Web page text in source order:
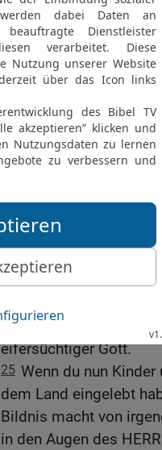
unter dem ganzen
20 Euch aber hat der
dem
Eigentumsvolk sein
Und der HERR
er schwor, ich sollte
gute Land kommen,
22 sondern ich muss
den Jordan gehen; ihr
Land in Besitz nehmen.
23 So hütet euch nun,
Gottes, nicht
nicht ein Bildnis macht
24 Denn der HERR,
eifersüchtiger Gott.
25 Wenn du nun
dem Land eingelebt
Bildnis macht von
in den Augen des